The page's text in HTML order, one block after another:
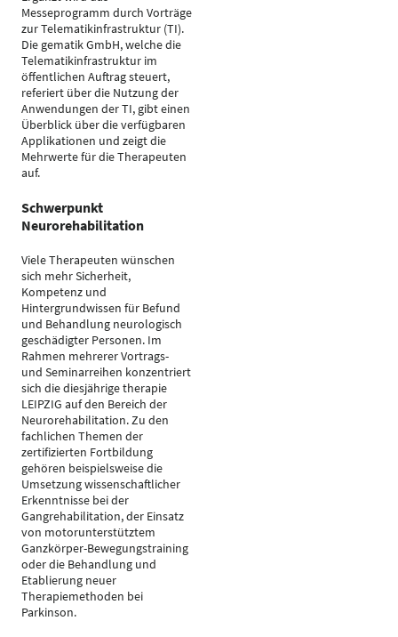
Messeprogramm durch Vorträge
zur Telematikinfrastruktur (TI).
Die gematik GmbH, welche die
Telematikinfrastruktur im
öffentlichen Auftrag steuert,
referiert über die Nutzung der
Anwendungen der TI, gibt einen
Überblick über die verfügbaren
Applikationen und zeigt die
Mehrwerte für die Therapeuten
auf.
Schwerpunkt
Neurorehabilitation
Viele Therapeuten wünschen
sich mehr Sicherheit,
Kompetenz und
Hintergrundwissen für Befund
und Behandlung neurologisch
geschädigter Personen. Im
Rahmen mehrerer Vortrags-
und Seminarreihen konzentriert
sich die diesjährige therapie
LEIPZIG auf den Bereich der
Neurorehabilitation. Zu den
fachlichen Themen der
zertifizierten Fortbildung
gehören beispielsweise die
Umsetzung wissenschaftlicher
Erkenntnisse bei der
Gangrehabilitation, der Einsatz
von motorunterstütztem
Ganzkörper-Bewegungstraining
oder die Behandlung und
Etablierung neuer
Therapiemethoden bei
Parkinson.